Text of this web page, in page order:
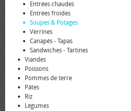
Entrées chaudes
Entrées froides
Soupes & Potages
Verrines
Canapés - Tapas
Sandwiches - Tartines
Viandes
Poissons
Pommes de terre
Pâtes
Riz
Légumes